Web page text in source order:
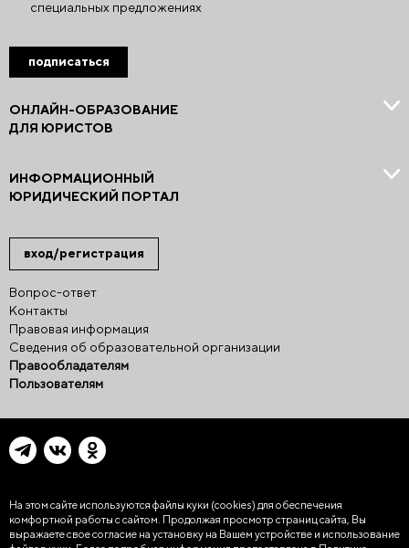
вход/регистрация
Вопрос-ответ
Контакты
Правовая информация
Сведения об образовательной организации
Правообладателям
Пользователям
ОНЛАЙН-ОБРАЗОВАНИЕ
ДЛЯ ЮРИСТОВ
ИНФОРМАЦИОННЫЙ
ЮРИДИЧЕСКИЙ ПОРТАЛ
специальных предложениях
подписаться
На этом сайте используются файлы куки (cookies) для обеспечения
комфортной работы с сайтом. Продолжая просмотр страниц сайта, Вы
выражаете свое согласие на установку на Вашем устройстве и использование